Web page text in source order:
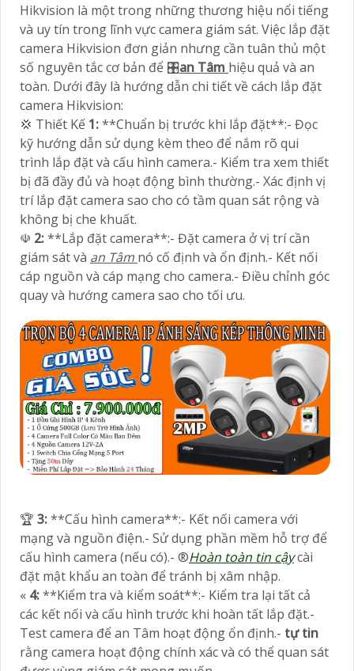
Hikvision là một trong những thương hiệu nổi tiếng
và uy tín trong lĩnh vực camera giám sát. Việc lắp đặt
camera Hikvision đơn giản nhưng cần tuân thủ một
số nguyên tắc cơ bản để 🎛an Tâm hiệu quả và an
toàn. Dưới đây là hướng dẫn chi tiết về cách lắp đặt
camera Hikvision:
💢 Thiết Kế 1:**Chuẩn bị trước khi lắp đặt**:- Đọc
kỹ hướng dẫn sử dụng kèm theo để nắm rõ qui
trình lắp đặt và cấu hình camera.- Kiểm tra xem thiết
bị đã đầy đủ và hoạt động bình thường.- Xác định vị
trí lắp đặt camera sao cho có tầm quan sát rộng và
không bị che khuất.
☫ 2:**Lắp đặt camera**:- Đặt camera ở vị trí cần
giám sát và an Tâm nó cố định và ổn định.- Kết nối
cáp nguồn và cáp mạng cho camera.- Điều chỉnh góc
quay và hướng camera sao cho tối ưu.
️🏆 3:**Cấu hình camera**:- Kết nối camera với
mạng và nguồn điện.- Sử dụng phần mềm hỗ trợ để
cấu hình camera (nếu có).- ®️Hoàn toàn tin cậycài
đặt mật khẩu an toàn để tránh bị xâm nhập.
« 4:**Kiểm tra và kiểm soát**:- Kiểm tra lại tất cả
các kết nối và cấu hình trước khi hoàn tất lắp đặt.-
Test camera để an Tâm hoạt động ổn định.- tự tin
rằng camera hoạt động chính xác và có thể quan sát